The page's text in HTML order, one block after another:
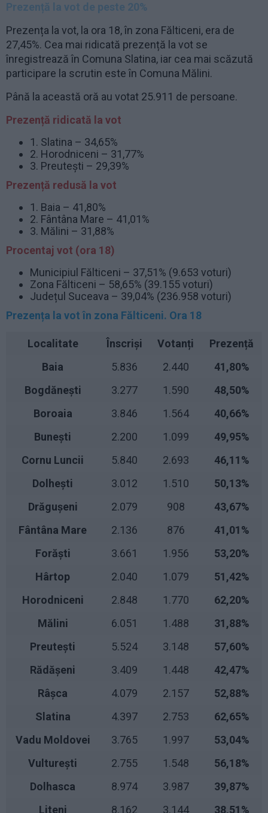
Prezență la vot de peste 20%
Prezența la vot, la ora 18, în zona Fălticeni, era de
27,45%. Cea mai ridicată prezență la vot se
înregistrează în Comuna Slatina, iar cea mai scăzută
participare la scrutin este în Comuna Mălini.
Până la această oră au votat 25.911 de persoane.
Prezență ridicată la vot
1. Slatina – 34,65%
2. Horodniceni – 31,77%
3. Preutești – 29,39%
Prezență redusă la vot
1. Baia – 41,80%
2. Fântâna Mare – 41,01%
3. Mălini – 31,88%
Procentaj vot (ora 18)
Municipiul Fălticeni – 37,51% (9.653 voturi)
Zona Fălticeni – 58,65% (39.155 voturi)
Județul Suceava – 39,04% (236.958 voturi)
Prezența la vot în zona Fălticeni. Ora 18
Localitate Înscriși Votanți
Prezență
Baia
5.836 2.440
41,80%
Bogdănești
3.277 1.590
48,50%
Boroaia
3.846 1.564
40,66%
Bunești
2.200 1.099
49,95%
Cornu Luncii
5.840 2.693
46,11%
Dolhești
3.012 1.510
50,13%
Drăgușeni
2.079 908
43,67%
Fântâna Mare
2.136 876
41,01%
Forăști
3.661 1.956
53,20%
Hârtop
2.040 1.079
51,42%
Horodniceni
2.848 1.770
62,20%
Mălini
6.051 1.488
31,88%
Preutești
5.524 3.148
57,60%
Rădășeni
3.409 1.448
42,47%
Râșca
4.079 2.157
52,88%
Slatina
4.397 2.753
62,65%
Vadu Moldovei
3.765 1.997
53,04%
Vulturești
2.755 1.548
56,18%
Dolhasca
8.974 3.987
39,87%
Liteni
8.162 3.144 38,51%